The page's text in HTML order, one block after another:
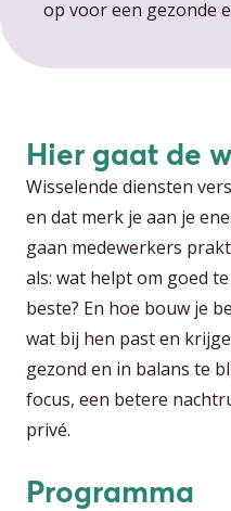
op voor een gezonde
Hier gaat de
Wisselende diensten
en dat merk je aan je
gaan medewerkers
als: wat helpt om goed
beste? En hoe bouw je
wat bij hen past en
gezond en in balans te
focus, een betere
privé.
Programma